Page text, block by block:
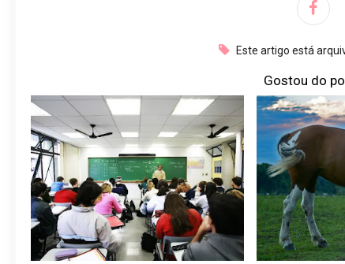
Este artigo está
Gostou do